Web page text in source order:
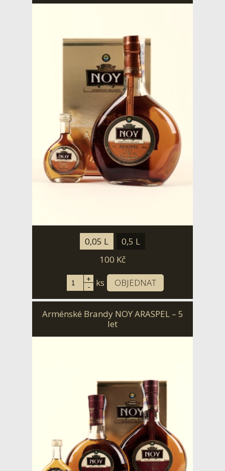
0,05 L
0,5 L
100 Kč
+
- ks OBJEDNAT
Arménské Brandy NOY ARASPEL – 5
let